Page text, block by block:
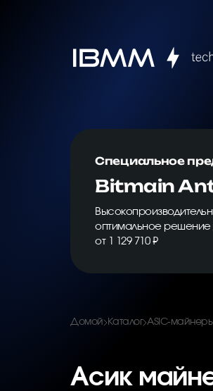
Специальное
Bitmain
оптимальное решение
от 1 129 710 ₽
Домой Каталог ASIC-
Асик